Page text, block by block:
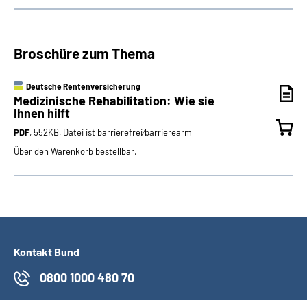
Broschüre zum Thema
Deutsche Rentenversicherung
Medizinische Rehabilitation: Wie sie
Ihnen hilft
PDF, 552KB, Datei ist barrierefrei⁄barrierearm
Über den Warenkorb bestellbar.
Kontakt Bund
0800 1000 480 70